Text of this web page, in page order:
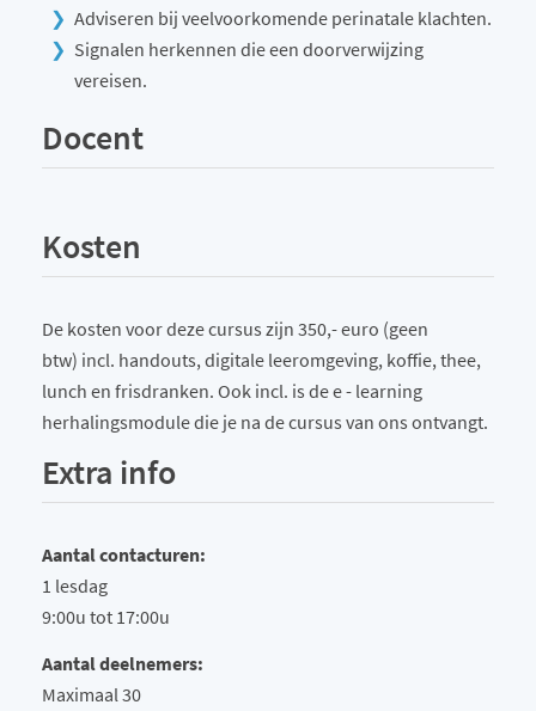
Adviseren bij veelvoorkomende perinatale klachten.
Signalen herkennen die een doorverwijzing
vereisen.
Docent
Kosten
De kosten voor deze cursus zijn 350,- euro (geen
btw) incl. handouts, digitale leeromgeving, koffie, thee,
lunch en frisdranken. Ook incl. is de e - learning
herhalingsmodule die je na de cursus van ons ontvangt.
Extra info
Aantal contacturen:
1 lesdag
9:00u tot 17:00u
Aantal deelnemers:
Maximaal 30